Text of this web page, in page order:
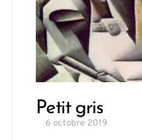
Petit gris
6 octobre 2019